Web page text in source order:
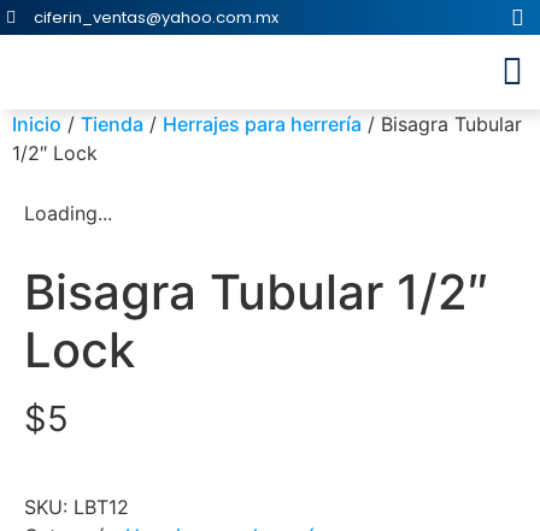
ciferin_ventas@yahoo.com.mx
Inicio / Tienda / Herrajes para herrería / Bisagra Tubular
1/2″ Lock
Loading...
Bisagra Tubular 1/2″
Lock
$5
SKU: LBT12